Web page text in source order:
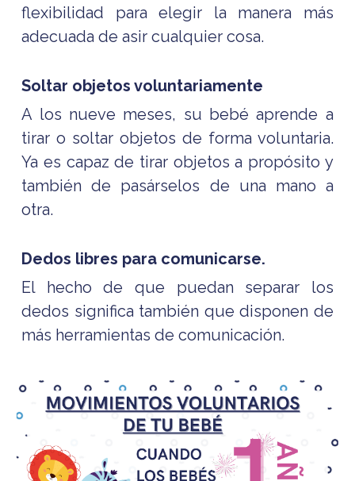
flexibilidad para elegir la manera más
adecuada de asir cualquier cosa.
Soltar objetos voluntariamente
A los nueve meses, su bebé aprende a
tirar o soltar objetos de forma voluntaria.
Ya es capaz de tirar objetos a propósito y
también de pasárselos de una mano a
otra.
Dedos libres para comunicarse.
El hecho de que puedan separar los
dedos significa también que disponen de
más herramientas de comunicación.